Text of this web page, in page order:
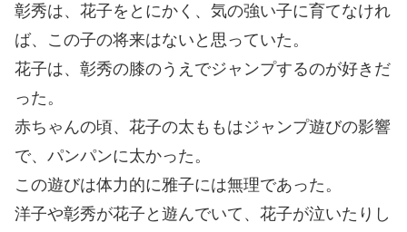
彰秀は、花子をとにかく、気の強い子に育てなけれ
ば、この子の将来はないと思っていた。
花子は、彰秀の膝のうえでジャンプするのが好きだ
った。
赤ちゃんの頃、花子の太ももはジャンプ遊びの影響
で、パンパンに太かった。
この遊びは体力的に雅子には無理であった。
洋子や彰秀が花子と遊んでいて、花子が泣いたりし